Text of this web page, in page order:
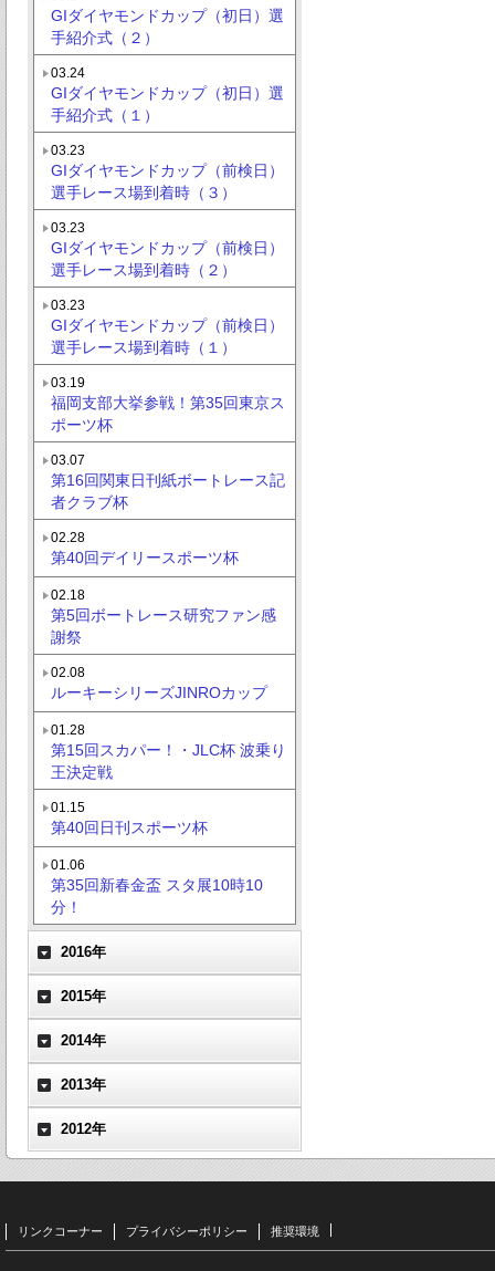
GIダイヤモンドカップ（初日）選
手紹介式（２）
03.24
GIダイヤモンドカップ（初日）選
手紹介式（１）
03.23
GIダイヤモンドカップ（前検日）
選手レース場到着時（３）
03.23
GIダイヤモンドカップ（前検日）
選手レース場到着時（２）
03.23
GIダイヤモンドカップ（前検日）
選手レース場到着時（１）
03.19
福岡支部大挙参戦！第35回東京ス
ポーツ杯
03.07
第16回関東日刊紙ボートレース記
者クラブ杯
02.28
第40回デイリースポーツ杯
02.18
第5回ボートレース研究ファン感
謝祭
02.08
ルーキーシリーズJINROカップ
01.28
第15回スカパー！・JLC杯 波乗り
王決定戦
01.15
第40回日刊スポーツ杯
01.06
第35回新春金盃 スタ展10時10
分！
2016年
2015年
2014年
2013年
2012年
リンクコーナー プライバシーポリシー 推奨環境